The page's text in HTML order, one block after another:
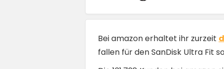
Bei amazon erhaltet ihr zurzeit
fallen für den SanDisk Ultra Fit